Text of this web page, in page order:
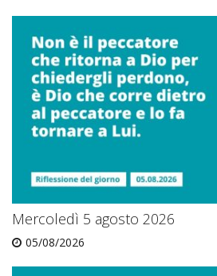
Mercoledì 5 agosto 2026
05/08/2026